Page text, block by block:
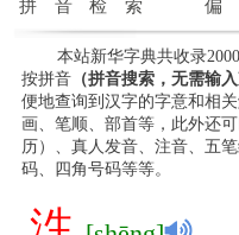
拼音检索
本站新华字典共收录
按拼音（拼音搜索，无需输入
便地查询到汉字的字意和相
画、笔顺、部首等，此外还
历）、真人发音、注音、五
码、四角号码等等。